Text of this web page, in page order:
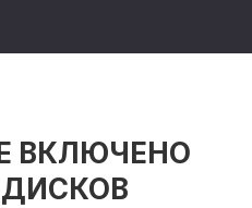
ВКЛЮЧЕНО